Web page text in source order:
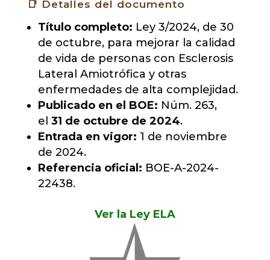
📑 Detalles del documento
Título completo: Ley 3/2024, de 30
de octubre, para mejorar la calidad
de vida de personas con Esclerosis
Lateral Amiotrófica y otras
enfermedades de alta complejidad.
Publicado en el BOE: Núm. 263,
el 31 de octubre de 2024.
Entrada en vigor: 1 de noviembre
de 2024.
Referencia oficial: BOE-A-2024-
22438.
Ver la Ley ELA